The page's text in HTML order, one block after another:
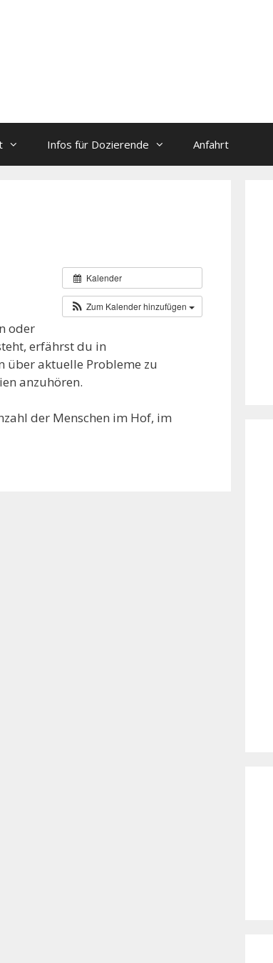
Infos für Dozierende Anfahrt
Kalender
Zum Kalender hinzufügen
oder
erfährst du in
über aktuelle Probleme zu
anzuhören.
der Menschen im Hof, im